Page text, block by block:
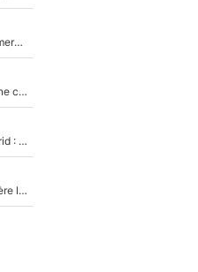
Medina, Rulli, Paixao... ça part dans tous les sens sur le mercato de l'OM : Frank McCourt va enfin récupérer l'argent qu'il attend ?
Sans Ousmane Dembélé et Désiré Doué, le PSG a pris une correction face à Majorque : Luis Enrique attend avec impatience des renforts !
Coup de théâtre en Espagne, Rodri va trahir le Real Madrid : Le Ballon d'Or a choisi de signer au FC Barcelone !
Mercato Analyse : Vincius Jr-Diomandé, la logique derrière la concordance des temps